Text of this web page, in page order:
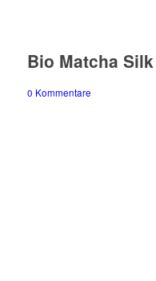
Bio Matcha
0 Kommentare